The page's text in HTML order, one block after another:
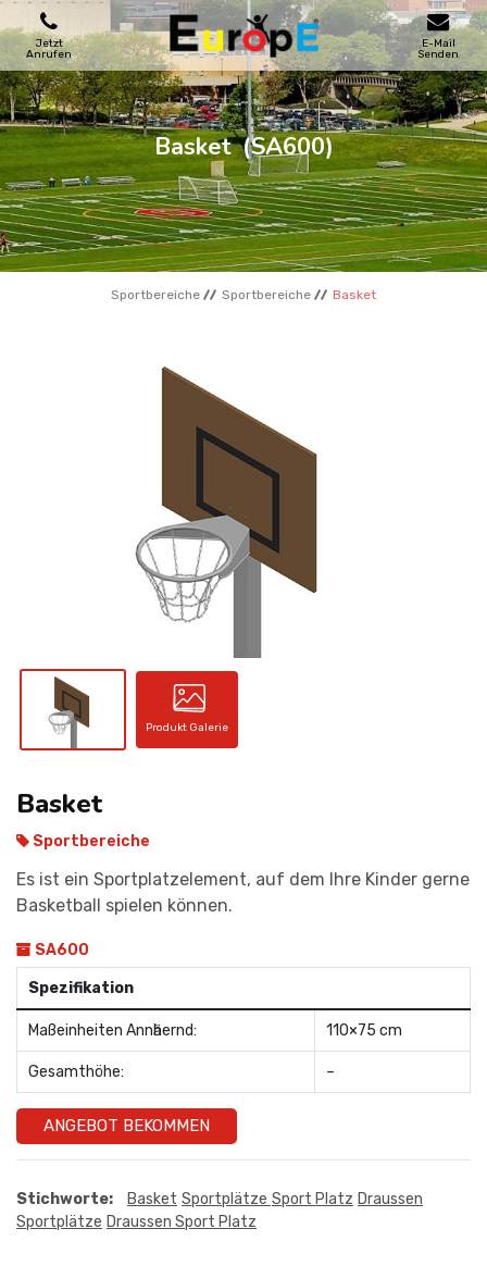
Jetzt
Anrufen
E-Mail
Senden
SPIELPLATZE
SKATEPARKS
HOLZHӒUSER
STADTMOBEL
Basket (SA600)
Sportbereiche Sportbereiche Basket
Produkt Galerie
Basket
Sportbereiche
Es ist ein Sportplatzelement, auf dem Ihre Kinder gerne
Basketball spielen können.
SA600
Spezifikation
Maßeinheiten Annӓhernd: 110×75 cm
Gesamthöhe: –
ANGEBOT BEKOMMEN
Stichworte: Basket Sportplätze Sport Platz Draussen
Sportplätze Draussen Sport Platz